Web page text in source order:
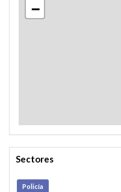
−
Sectores
Policía